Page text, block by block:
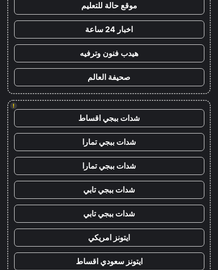
موقع حالة للتعليم
اخبار 24 ساعة
هيدب فنون وترفيه
صحيفة العالم
!
شدات ببجي اقساط
شدات ببجي تمارا
شدات ببجي تمارا
شدات ببجي تابي
شدات ببجي تابي
ايتونز امريكي
ايتونز سعودي اقساط